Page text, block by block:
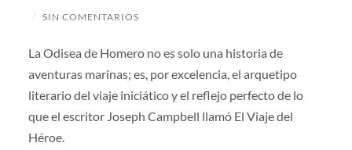
/ SIN COMENTARIOS
La Odisea de Homero no es solo una historia de
aventuras marinas; es, por excelencia, el arquetipo
literario del viaje iniciático y el reflejo perfecto de lo
que el escritor Joseph Campbell llamó El Viaje del
Héroe.